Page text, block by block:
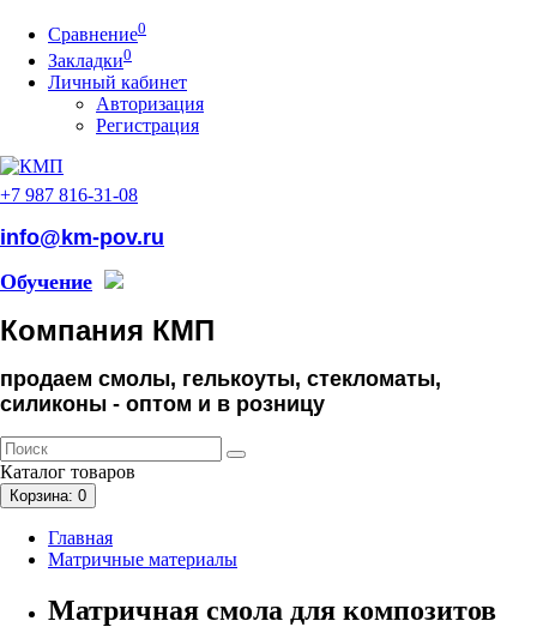
Сравнение0
Закладки0
Личный кабинет
Авторизация
Регистрация
+7 987 816-31-08
info@km-pov.ru
Обучение
Компания КМП
продаем смолы, гелькоуты, стекломаты,
силиконы - оптом и в розницу
Каталог товаров
Корзина: 0
Главная
Матричные материалы
Матричная смола для композитов